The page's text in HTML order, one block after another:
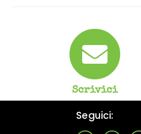
Scrivici
Seguici: